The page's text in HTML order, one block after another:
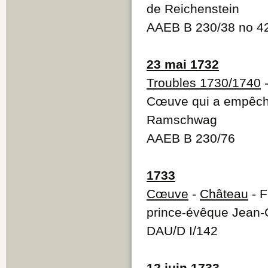
de Reichenstein
AAEB B 230/38 no
23 mai 1732
Troubles 1730/1740
Cœuve qui a
Ramschwag
AAEB B 230/76
1733
Cœuve - Château -
prince-évêque
DAU/D I/142